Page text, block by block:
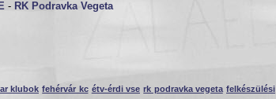
- RK Podravka Vegeta
klubok fehérvár kc étv-érdi vse rk podravka vegeta felkészülési